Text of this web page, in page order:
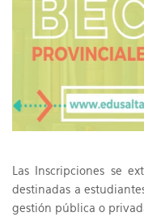
Las Inscripciones se
destinadas a
gestión pública o